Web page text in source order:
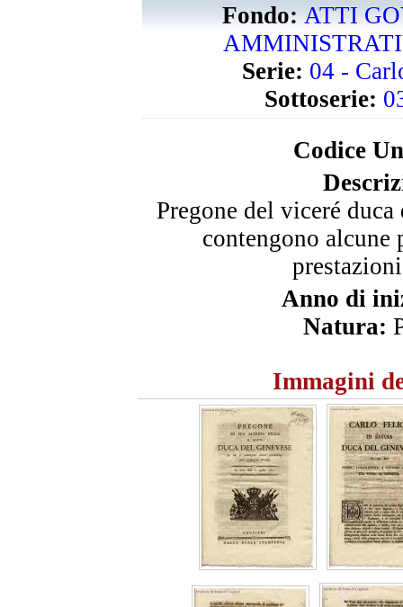
Fondo:ATTI
Serie: 04 -
Sottoserie:
Codice
Pregone del viceré
contengono alcune
Anno di
Natura:
Immagini